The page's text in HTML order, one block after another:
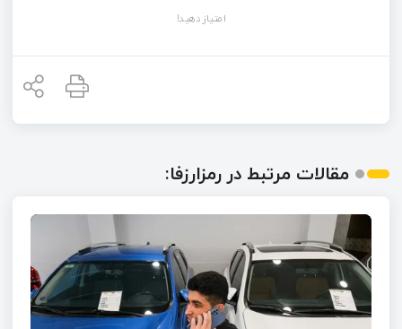
امتیاز دهید!
مقالات مرتبط در رمزارزفا: